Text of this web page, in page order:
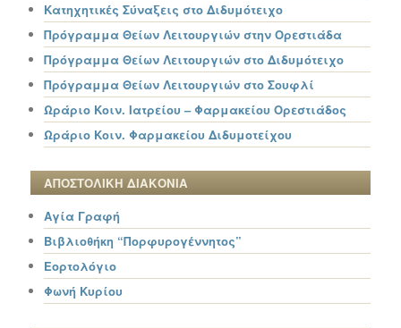
Κατηχητικές Σύναξεις στο Διδυμότειχο
Πρόγραμμα Θείων Λειτουργιών στην Ορεστιάδα
Πρόγραμμα Θείων Λειτουργιών στο Διδυμότειχο
Πρόγραμμα Θείων Λειτουργιών στο Σουφλί
Ωράριο Κοιν. Ιατρείου – Φαρμακείου Ορεστιάδος
Ωράριο Κοιν. Φαρμακείου Διδυμοτείχου
ΑΠΟΣΤΟΛΙΚΗ ΔΙΑΚΟΝΙΑ
Αγία Γραφή
Βιβλιοθήκη “Πορφυρογέννητος”
Εορτολόγιο
Φωνή Κυρίου